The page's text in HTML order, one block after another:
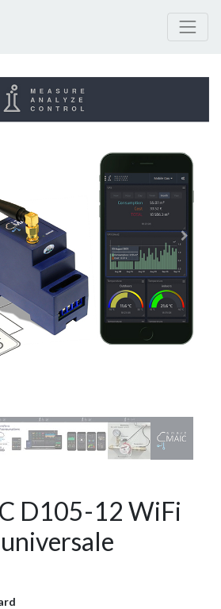
D105-12 WiFi Contapulsi universale
D105-12 WiFi